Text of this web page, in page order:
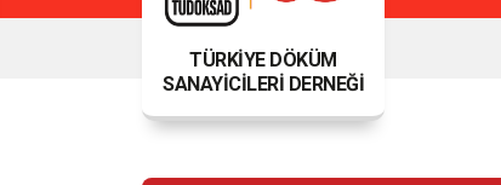
TÜRKİYE DÖKÜM
SANAYİCİLERİ DERNEĞİ